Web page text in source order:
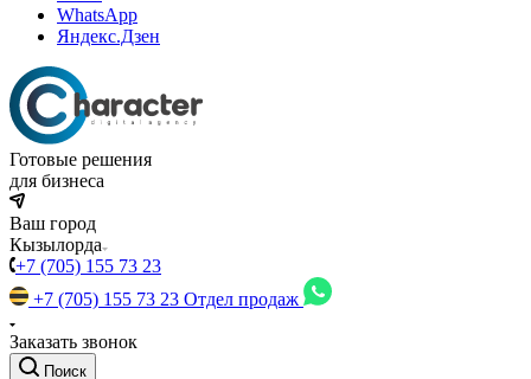
WhatsApp
Яндекс.Дзен
Готовые решения
для бизнеса
Ваш город
Кызылорда
+7 (705) 155 73 23
+7 (705) 155 73 23 Отдел продаж
Заказать звонок
Поиск